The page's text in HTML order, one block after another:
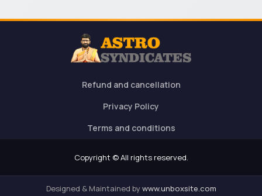
Refund and cancellation
Privacy Policy
Terms and conditions
Copyright © All rights reserved.
Designed & Maintained bywww.unboxsite.com